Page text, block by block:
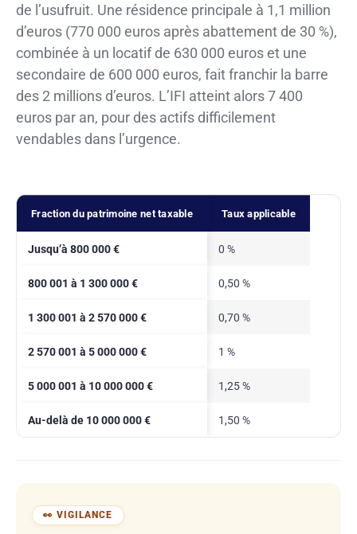
de l’usufruit. Une résidence principale à 1,1 million
d’euros (770 000 euros après abattement de 30 %),
combinée à un locatif de 630 000 euros et une
secondaire de 600 000 euros, fait franchir la barre
des 2 millions d’euros. L’IFI atteint alors 7 400
euros par an, pour des actifs difficilement
vendables dans l’urgence.
Fraction du patrimoine net taxable Taux applicable
Jusqu’à 800 000 € 0 %
800 001 à 1 300 000 € 0,50 %
1 300 001 à 2 570 000 € 0,70 %
2 570 001 à 5 000 000 € 1 %
5 000 001 à 10 000 000 € 1,25 %
Au-delà de 10 000 000 € 1,50 %